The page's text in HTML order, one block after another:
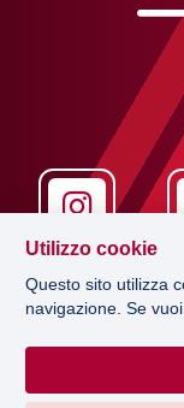
Via Salaria 229, 00199
Utilizzo cookie
Questo sito utilizza
navigazione. Se